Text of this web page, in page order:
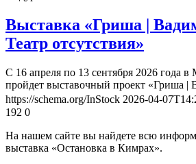
Выставка «Гриша |
Театр отсутствия»
С 16 апреля по 13 сентября 2026 года
пройдет выставочный проект «Гриша |
https://schema.org/InStock 2026-04-
192 0
На нашем сайте вы найдете всю
выставка «Остановка в Кимрах».